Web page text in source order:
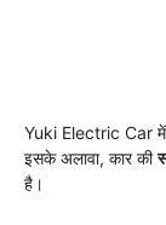
Yuki Electric Car में
इसके अलावा, कार की
है।